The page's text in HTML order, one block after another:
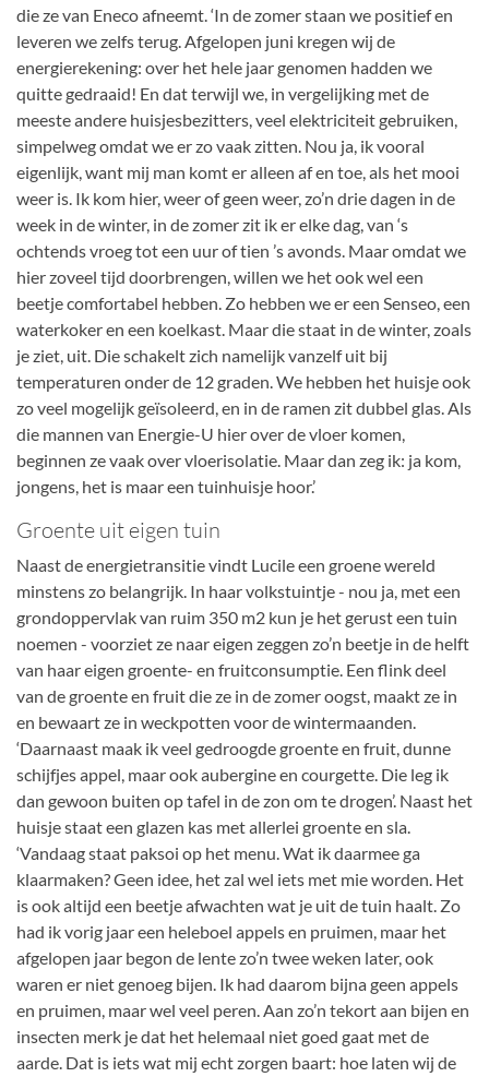
die ze van Eneco afneemt. ‘In de zomer staan we positief en
leveren we zelfs terug. Afgelopen juni kregen wij de
energierekening: over het hele jaar genomen hadden we
quitte gedraaid! En dat terwijl we, in vergelijking met de
meeste andere huisjesbezitters, veel elektriciteit gebruiken,
simpelweg omdat we er zo vaak zitten. Nou ja, ik vooral
eigenlijk, want mij man komt er alleen af en toe, als het mooi
weer is. Ik kom hier, weer of geen weer, zo’n drie dagen in de
week in de winter, in de zomer zit ik er elke dag, van ‘s
ochtends vroeg tot een uur of tien ’s avonds. Maar omdat we
hier zoveel tijd doorbrengen, willen we het ook wel een
beetje comfortabel hebben. Zo hebben we er een Senseo, een
waterkoker en een koelkast. Maar die staat in de winter, zoals
je ziet, uit. Die schakelt zich namelijk vanzelf uit bij
temperaturen onder de 12 graden. We hebben het huisje ook
zo veel mogelijk geïsoleerd, en in de ramen zit dubbel glas. Als
die mannen van Energie-U hier over de vloer komen,
beginnen ze vaak over vloerisolatie. Maar dan zeg ik: ja kom,
jongens, het is maar een tuinhuisje hoor.’
Groente uit eigen tuin
Naast de energietransitie vindt Lucile een groene wereld
minstens zo belangrijk. In haar volkstuintje - nou ja, met een
grondoppervlak van ruim 350 m2 kun je het gerust een tuin
noemen - voorziet ze naar eigen zeggen zo’n beetje in de helft
van haar eigen groente- en fruitconsumptie. Een flink deel
van de groente en fruit die ze in de zomer oogst, maakt ze in
en bewaart ze in weckpotten voor de wintermaanden.
‘Daarnaast maak ik veel gedroogde groente en fruit, dunne
schijfjes appel, maar ook aubergine en courgette. Die leg ik
dan gewoon buiten op tafel in de zon om te drogen’. Naast het
huisje staat een glazen kas met allerlei groente en sla.
‘Vandaag staat paksoi op het menu. Wat ik daarmee ga
klaarmaken? Geen idee, het zal wel iets met mie worden. Het
is ook altijd een beetje afwachten wat je uit de tuin haalt. Zo
had ik vorig jaar een heleboel appels en pruimen, maar het
afgelopen jaar begon de lente zo’n twee weken later, ook
waren er niet genoeg bijen. Ik had daarom bijna geen appels
en pruimen, maar wel veel peren. Aan zo’n tekort aan bijen en
insecten merk je dat het helemaal niet goed gaat met de
aarde. Dat is iets wat mij echt zorgen baart: hoe laten wij de